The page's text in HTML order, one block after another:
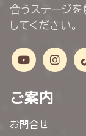
合うステージを
してください。
ご案内
お問合せ